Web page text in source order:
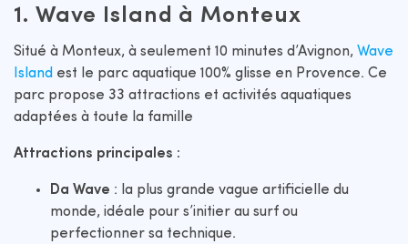
1. Wave Island à Monteux
Situé à Monteux, à seulement 10 minutes d’Avignon, Wave
Island est le parc aquatique 100% glisse en Provence. Ce
parc propose 33 attractions et activités aquatiques
adaptées à toute la famille
Attractions principales :
Da Wave : la plus grande vague artificielle du
monde, idéale pour s’initier au surf ou
perfectionner sa technique.​